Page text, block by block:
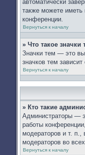
автоматически
также можете иметь
конференции.
Вернуться к началу
» Что такое значки
Значки тем — это
значков тем
Вернуться к началу
» Кто такие
Администраторы —
работы
модераторов и т. п.,
модераторов во
Вернуться к началу